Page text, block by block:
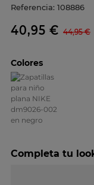
Referencia: 108886
40,95 € 44,95 €
Colores
Completa tu